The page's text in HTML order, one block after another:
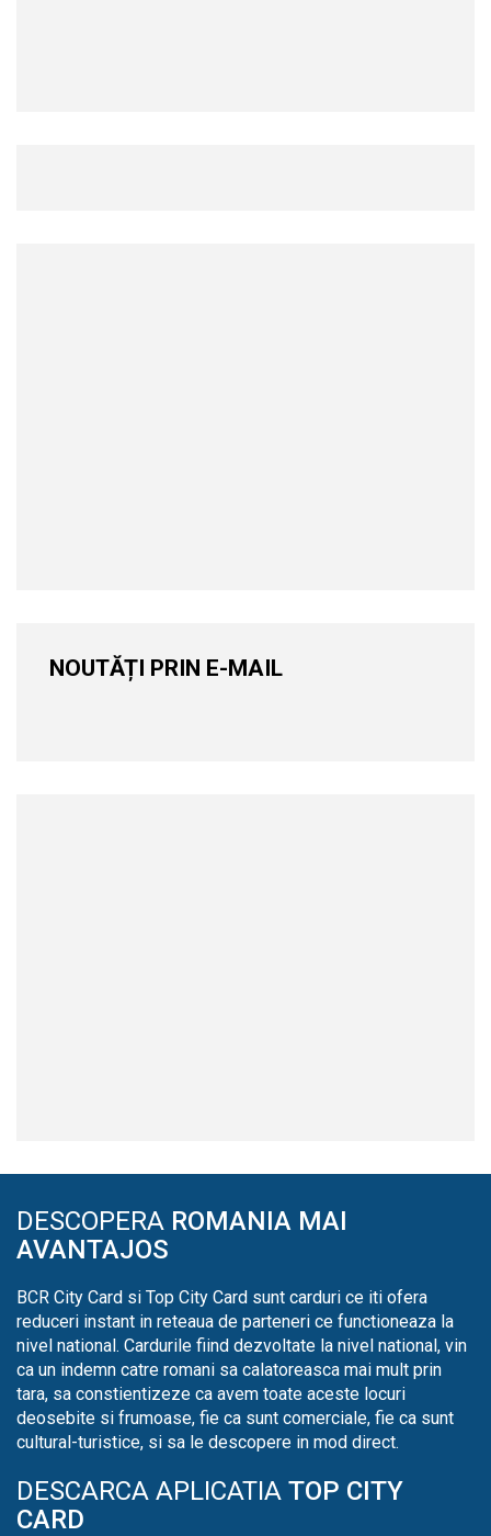
NOUTĂȚI PRIN E-MAIL
DESCOPERA ROMANIA MAI
AVANTAJOS
BCR City Card si Top City Card sunt carduri ce iti ofera
reduceri instant in reteaua de parteneri ce functioneaza la
nivel national. Cardurile fiind dezvoltate la nivel national, vin
ca un indemn catre romani sa calatoreasca mai mult prin
tara, sa constientizeze ca avem toate aceste locuri
deosebite si frumoase, fie ca sunt comerciale, fie ca sunt
cultural-turistice, si sa le descopere in mod direct.
DESCARCA APLICATIA TOP CITY
CARD